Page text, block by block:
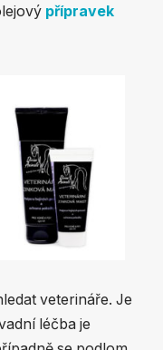
přípravek
veterináře. Je
léčba je